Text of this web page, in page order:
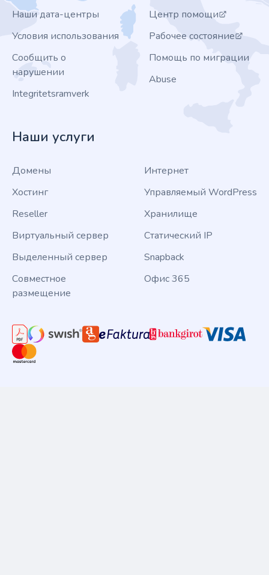
Наши дата-центры
Условия использования
Сообщить о
нарушении
Integritetsramverk
Центр помощи
Рабочее состояние
Помощь по миграции
Abuse
Наши услуги
Домены
Хостинг
Reseller
Виртуальный сервер
Выделенный сервер
Совместное
размещение
Интернет
Управляемый WordPress
Хранилище
Статический IP
Snapback
Офис 365